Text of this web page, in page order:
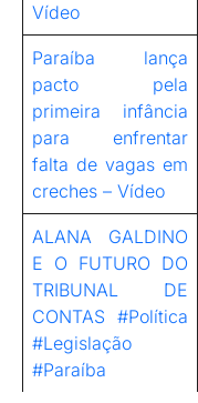
Vídeo
Paraíba lança
pacto pela
primeira infância
para enfrentar
falta de vagas em
creches – Vídeo
ALANA GALDINO
E O FUTURO DO
TRIBUNAL DE
CONTAS #Política
#Legislação
#Paraíba